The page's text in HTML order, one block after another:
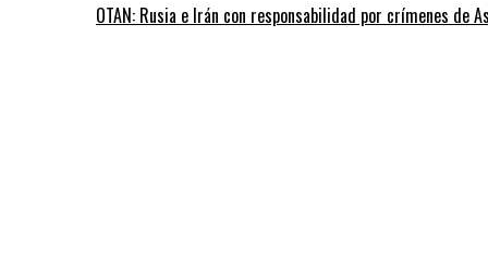
OTAN: Rusia e Irán con responsabilidad por crímenes de